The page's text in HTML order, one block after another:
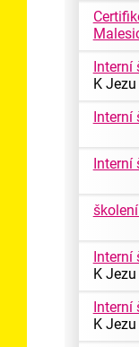
Interní
K
Interní
Interní
Interní
K
Interní
K